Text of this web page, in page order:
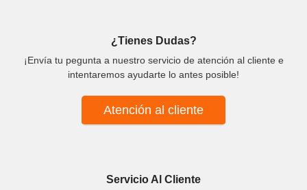
¿Tienes Dudas?
¡Envía tu pegunta a nuestro servicio de atención al cliente e
intentaremos ayudarte lo antes posible!
Atención al cliente
Servicio Al Cliente